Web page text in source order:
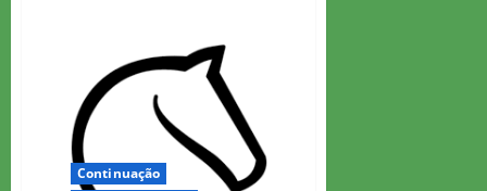
Marathon
8
Continuação